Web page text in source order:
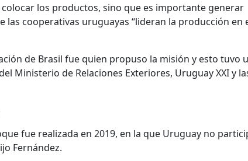
los productos, sino que es importante generar
las cooperativas uruguayas “lideran la producción en
de Brasil fue quien propuso la misión y esto tuvo
Ministerio de Relaciones Exteriores, Uruguay XXI y
fue realizada en 2019, en la que Uruguay no
Fernández.